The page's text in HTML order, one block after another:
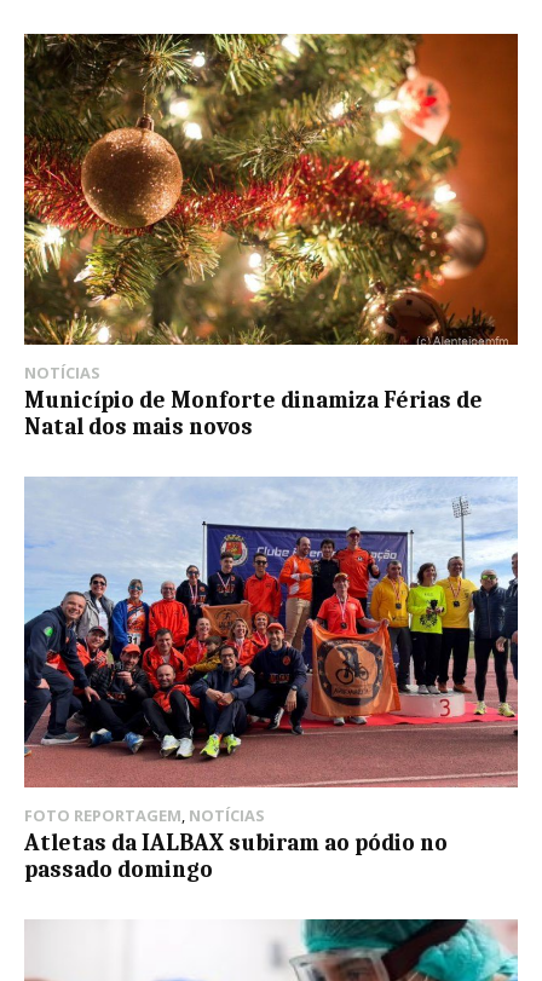
NOTÍCIAS
Município de Monforte dinamiza Férias de
Natal dos mais novos
FOTO REPORTAGEM, NOTÍCIAS
Atletas da IALBAX subiram ao pódio no
passado domingo